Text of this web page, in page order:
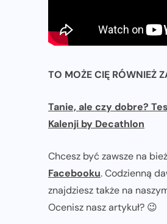
TO MOŻE CIĘ RÓWNIEŻ
Tanie, ale czy dobre?
Kalenji by Decathlon
Chcesz być zawsze na
Facebooku. Codzienną
znajdziesz także na
Ocenisz nasz artykuł? 😉